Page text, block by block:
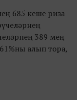
685 кеше риза
389 мең
алып тора,